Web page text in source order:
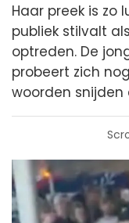
Haar preek is zo
publiek stilvalt
optreden. De
probeert zich
woorden snijden